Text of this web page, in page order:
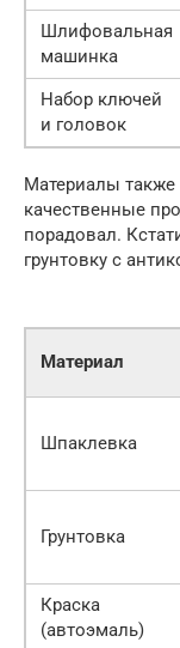
Шлифовальная
машинка
Набор ключей
и головок
Материалы
качественные
порадовал.
грунтовку с
Материал
Шпаклевка
Грунтовка
Краска
(автоэмаль)